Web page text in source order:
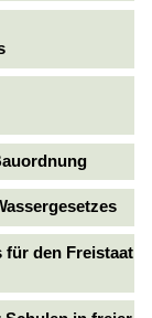
für den Freistaat